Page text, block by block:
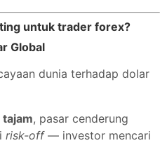
untuk trader forex?
Global
dunia terhadap dolar
tajam, pasar cenderung
risk-off— investor mencari